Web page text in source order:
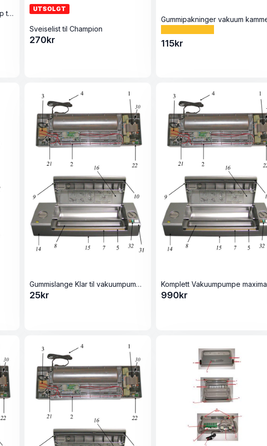
Underdeksel lokk med låsetapp til Master og Perfetta
UTSOLGT
Sveiselist til Champion
270kr 115kr
Gummislange Klar til vakuumpumpe Maxima og Champion
25kr
Komplett Vakuumpumpe maxima
990kr